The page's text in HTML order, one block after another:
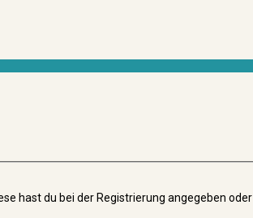
hast du bei der Registrierung angegeben